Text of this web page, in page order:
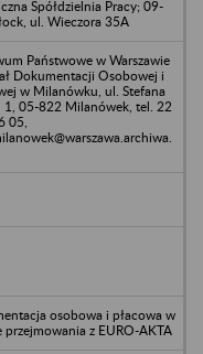
Spółdzielnia Pracy; 09-
ul. Wieczora 35A
Państwowe w Warszawie
Dokumentacji Osobowej i
w Milanówku, ul. Stefana
1, 05-822 Milanówek, tel. 22
05,
osobowa i płacowa w
przejmowania z EURO-AKTA